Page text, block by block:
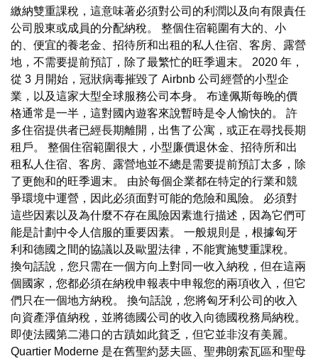
繳納雙重課稅，這意味著必須對公司的利潤以及向有限責任
公司股東或成員的分配納稅。 整個住宿範圍有大的、小
的、便宜的養老金、招待所和出租的私人住宿、客房、露營
地，不需要提前預訂，除了最繁忙的旺季週末。 2020 年，
從 3 月開始，冠狀病毒摧毀了 Airbnb 公司經營的小型企
業，以及這家大型全球服務公司本身。 布達佩斯每晚的價
格通常是一半，這對國內遊客來說暫時是令人愉快的。 許
多住宿提供者已經長期離開，出售了公寓，或正在尋找長期
租戶。 整個住宿範圍很大，小型廉價退休金、招待所和出
租私人住宿、客房、露營地並不總是需要提前預訂太多，除
了更飽和的旺季週末。 由於每個企業都在特定的行業和競
爭環境中運營，因此必須面對可能的危險和風險。 必須對
這些因素以及為什麼不存在風險因素進行描述，因為它們可
能是計劃中令人信服的重要因素。 一般規則是，根據匈牙
利和德國之間的協議以及歐盟法律，不能實施雙重課稅。
換句話說，您只需在一個方向上對同一收入納稅，但在這兩
個國家，您都必須在納稅申報表中申報您的兩項收入，但它
們只在一個地方納稅。 換句話說，您將匈牙利公司的收入
向資產淨值納稅，並將德國公司的收入向德國稅務局納稅。
即使法國第二港口的古蹟如此貧乏，但它並非沒有美麗。
Quartier Moderne 是在舊聖約瑟夫區、聖弗朗索瓦區和聖母